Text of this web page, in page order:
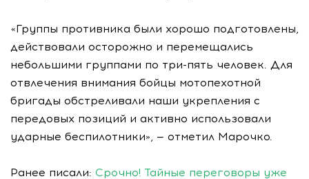
«Группы противника были хорошо подготовлены,
действовали осторожно и перемещались
небольшими группами по три-пять человек. Для
отвлечения внимания бойцы мотопехотной
бригады обстреливали наши укрепления с
передовых позиций и активно использовали
ударные беспилотники», — отметил Марочко.
Ранее писали: Срочно! Тайные переговоры уже